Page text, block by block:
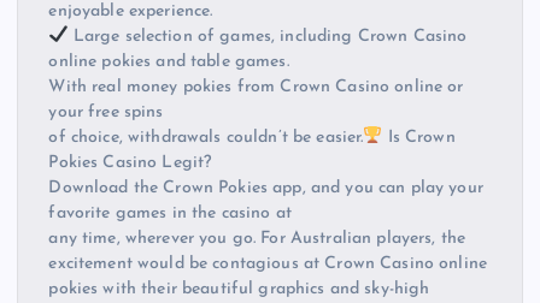
enjoyable experience.
Large selection of games, including Crown Casino
online pokies and table games.
With real money pokies from Crown Casino online or
your free spins
of choice, withdrawals couldn’t be easier.
Is Crown
Pokies Casino Legit?
Download the Crown Pokies app, and you can play your
favorite games in the casino at
any time, wherever you go. For Australian players, the
excitement would be contagious at Crown Casino online
pokies with their beautiful graphics and sky-high